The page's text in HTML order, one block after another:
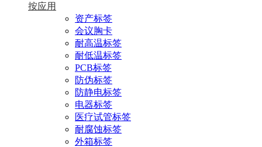
按应用
资产标签
会议胸卡
耐高温标签
耐低温标签
PCB标签
防伪标签
防静电标签
电器标签
医疗试管标签
耐腐蚀标签
外箱标签